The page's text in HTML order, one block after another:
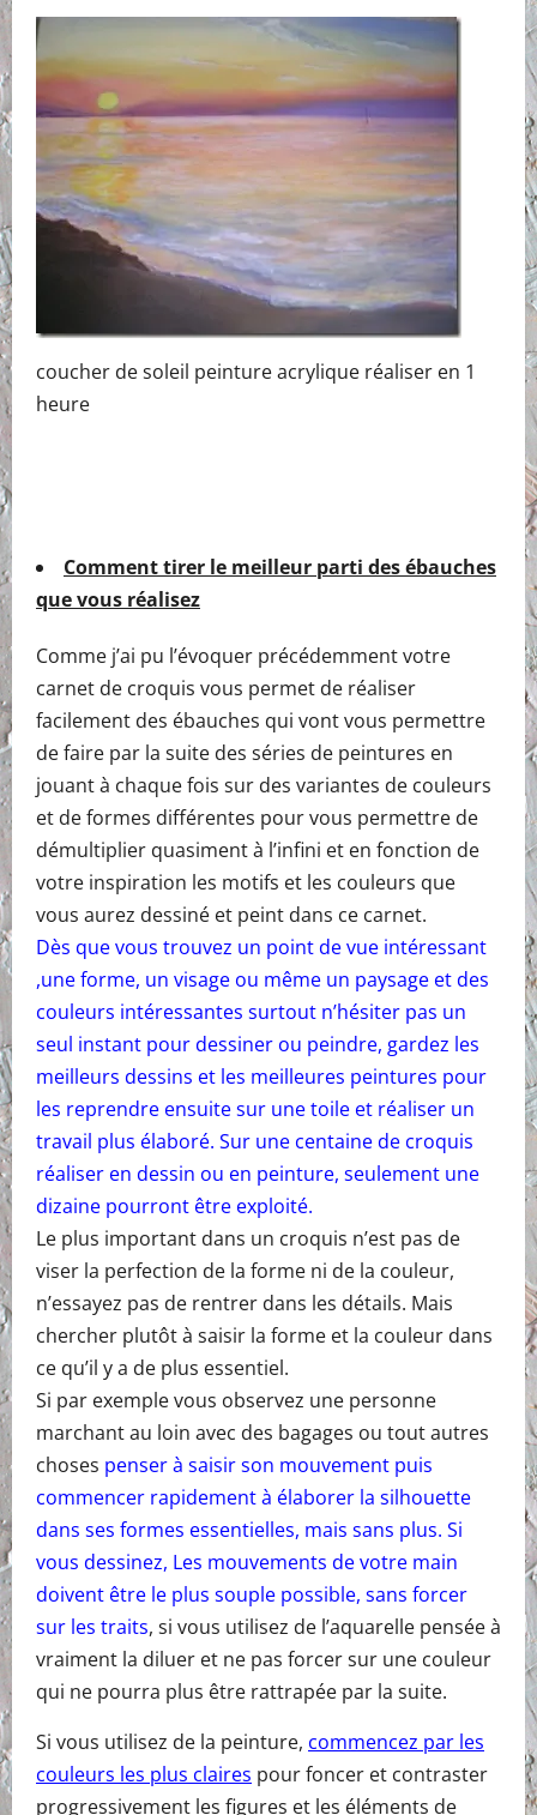
coucher de soleil peinture acrylique réaliser en 1
heure
Comment tirer le meilleur parti des ébauches
que vous réalisez
Comme j’ai pu l’évoquer précédemment votre
carnet de croquis vous permet de réaliser
facilement des ébauches qui vont vous permettre
de faire par la suite des séries de peintures en
jouant à chaque fois sur des variantes de couleurs
et de formes différentes pour vous permettre de
démultiplier quasiment à l’infini et en fonction de
votre inspiration les motifs et les couleurs que
vous aurez dessiné et peint dans ce carnet.
Dès que vous trouvez un point de vue intéressant
,une forme, un visage ou même un paysage et des
couleurs intéressantes surtout n’hésiter pas un
seul instant pour dessiner ou peindre, gardez les
meilleurs dessins et les meilleures peintures pour
les reprendre ensuite sur une toile et réaliser un
travail plus élaboré. Sur une centaine de croquis
réaliser en dessin ou en peinture, seulement une
dizaine pourront être exploité.
Le plus important dans un croquis n’est pas de
viser la perfection de la forme ni de la couleur,
n’essayez pas de rentrer dans les détails. Mais
chercher plutôt à saisir la forme et la couleur dans
ce qu’il y a de plus essentiel.
Si par exemple vous observez une personne
marchant au loin avec des bagages ou tout autres
choses penser à saisir son mouvement puis
commencer rapidement à élaborer la silhouette
dans ses formes essentielles, mais sans plus. Si
vous dessinez, Les mouvements de votre main
doivent être le plus souple possible, sans forcer
sur les traits, si vous utilisez de l’aquarelle pensée à
vraiment la diluer et ne pas forcer sur une couleur
qui ne pourra plus être rattrapée par la suite.
Si vous utilisez de la peinture, commencez par les
couleurs les plus claires pour foncer et contraster
progressivement les figures et les éléments de